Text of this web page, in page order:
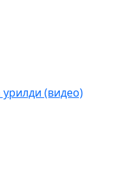
урилди (видео)